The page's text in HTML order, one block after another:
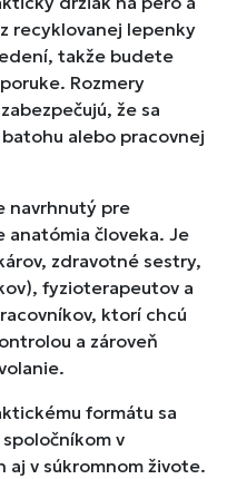
recyklovanej lepenky
takže budete
Rozmery
zabezpečujú, že sa
alebo pracovnej
navrhnutý pre
anatómia človeka. Je
zdravotné sestry,
, fyzioterapeutov a
ktorí chcú
a zároveň
formátu sa
v
aj v súkromnom živote.